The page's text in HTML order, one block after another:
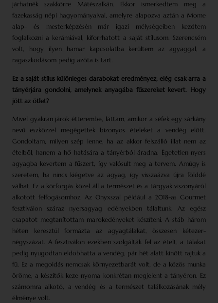
járhatnék szakkörre Mátészalkán. Ekkor ismerkedtem meg a
fazekasság népi hagyományaival, amelyre alapozva aztán a Mome
alap- és mester­képzésén már igazi mélységeiben kezdtem
foglalkozni a kerámiával, kiforrhatott a saját stílusom. Szerencsém
volt, hogy ilyen hamar kapcsolatba kerültem az agyaggal, a
ragaszkodásom pedig azóta is tart.
Ez a saját stílus különleges darabokat eredményez, elég csak arra a
tányérjára gondolni, amelynek anyagába fűszereket kevert. Hogy
jött az ötlet?
Mivel gyakran járok étterembe, láttam, amikor a séfek egy sárkány
nevű eszközzel megégettek bizonyos ételeket a vendég előtt.
Gondoltam, milyen szép lenne, ha az akkor felszálló illat nem az
ételből, hanem a hő hatására a tányérból áradna. Égetetlen nyers
agyagba kevertem a fűszert, így valósult meg a tervem. Amúgy is
szeretem, ha nincs kiégetve az agyag, így visszaázva újra földdé
válhat. Ez a körforgás közel áll a természet és a tárgyak viszonyáról
alkotott felfogásomhoz. Az Onyxszal például a 2018-as Gourmet
fesztiválon száraz nyersagyag edényekben tálaltunk. Az egész
csapatot megtanítottam marokedényeket készíteni. A stáb három
héten keresztül formázta az agyagtálakat, összesen kétezer-
négyszázat. A fesztiválon ezekben szolgálták fel az ételt, a tálakat
pedig nyugodtan eldobhatta a vendég, pár hét alatt kinőtt rajtuk a
fű. Ez a megoldás nemcsak környezetbarát volt, de a közös munka
öröme, a készítők keze nyoma konkrétan megjelent a tányéron. Ez
számomra alkotó, a vendég és a természet találkozásának mély
élménye volt.